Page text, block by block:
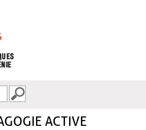
ACTIVE